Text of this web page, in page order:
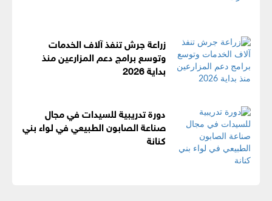
زراعة جرش تنفذ آلاف الخدمات
وتوسع برامج دعم المزارعين منذ
بداية 2026
دورة تدريبية للسيدات في مجال
صناعة الصابون الطبيعي في لواء بني
كنانة